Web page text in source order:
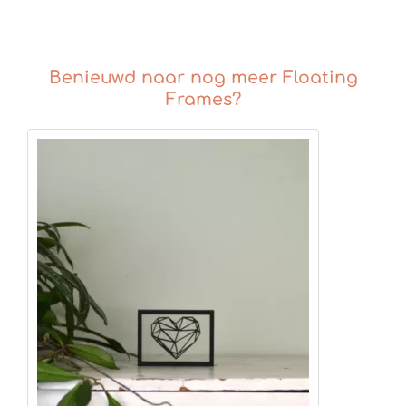
Benieuwd naar nog meer Floating
Frames?